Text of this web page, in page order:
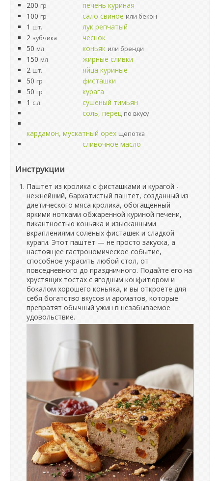
200 гр
печень куриная
100 гр сало свиное или бекон
1 шт.
лук репчатый
2 зубчика
чеснок
50 мл коньяк или бренди
150 мл
жирные сливки
2 шт.
яйца куриные
50 гр
фисташки
50 гр
курага
1 с.л.
сушеный тимьян
соль, перец по вкусу
кардамон, мускатный орех щепотка
сливочное масло
Инструкции
Паштет из кролика с фисташками и курагой -
нежнейший, бархатистый паштет, созданный из
диетического мяса кролика, обогащенный
яркими нотками обжаренной куриной печени,
пикантностью коньяка и изысканными
вкраплениями соленых фисташек и сладкой
кураги. Этот паштет — не просто закуска, а
настоящее гастрономическое событие,
способное украсить любой стол, от
повседневного до праздничного. Подайте его на
хрустящих тостах с ягодным конфитюром и
бокалом хорошего коньяка, и вы откроете для
себя богатство вкусов и ароматов, которые
превратят обычный ужин в незабываемое
удовольствие.